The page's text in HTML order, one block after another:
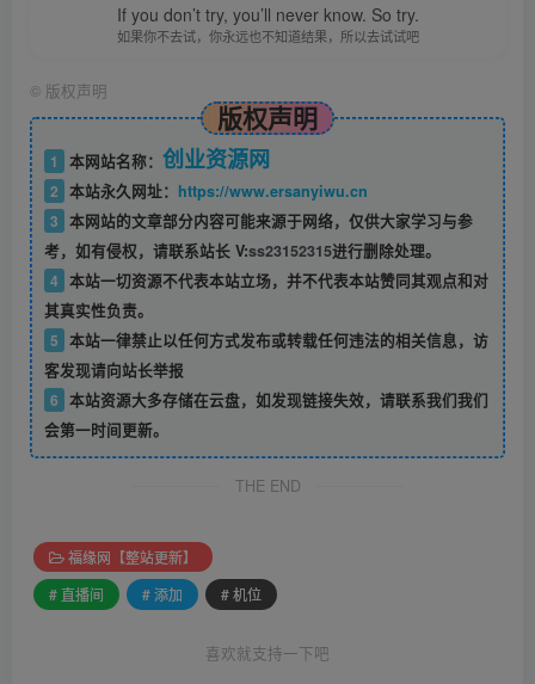
If you don’t try, you’ll never know. So try.
如果你不去试，你永远也不知道结果，所以去试试吧
© 版权声明
版权声明
1 本网站名称： 创业资源网
2 本站永久网址： https://www.ersanyiwu.cn
3 本网站的文章部分内容可能来源于网络，仅供大家学习与参
考，如有侵权，请联系站长 V:ss23152315进行删除处理。
4 本站一切资源不代表本站立场，并不代表本站赞同其观点和对
其真实性负责。
5 本站一律禁止以任何方式发布或转载任何违法的相关信息，访
客发现请向站长举报
6 本站资源大多存储在云盘，如发现链接失效，请联系我们我们
会第一时间更新。
THE END
福缘网【整站更新】
# 直播间
# 添加 # 机位
喜欢就支持一下吧